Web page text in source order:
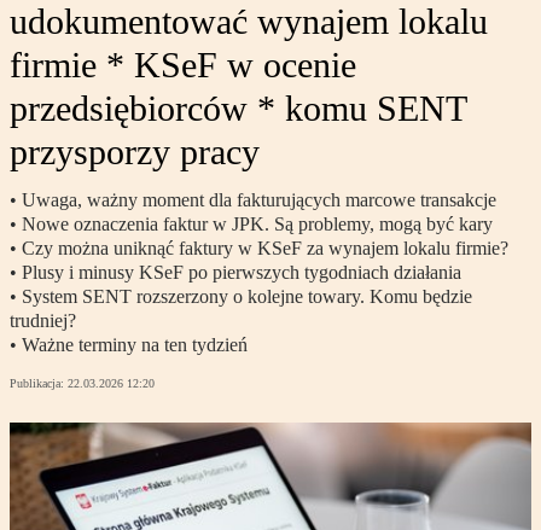
udokumentować wynajem lokalu
firmie * KSeF w ocenie
przedsiębiorców * komu SENT
przysporzy pracy
• Uwaga, ważny moment dla fakturujących marcowe transakcje
• Nowe oznaczenia faktur w JPK. Są problemy, mogą być kary
• Czy można uniknąć faktury w KSeF za wynajem lokalu firmie?
• Plusy i minusy KSeF po pierwszych tygodniach działania
• System SENT rozszerzony o kolejne towary. Komu będzie
trudniej?
• Ważne terminy na ten tydzień
Publikacja: 22.03.2026 12:20